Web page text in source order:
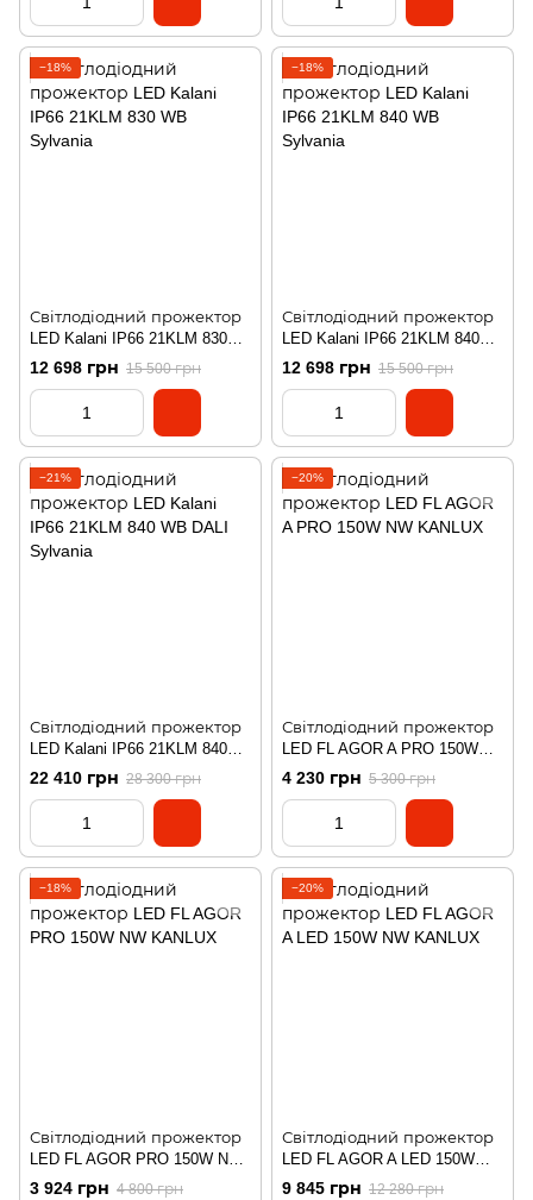
−18%
Світлодіодний прожектор
LED Kalani IP66 21KLM 830
WB Sylvania
12 698 грн 15 500 грн
−18%
Світлодіодний прожектор
LED Kalani IP66 21KLM 840
WB Sylvania
12 698 грн 15 500 грн
−21%
Світлодіодний прожектор
LED Kalani IP66 21KLM 840
WB DALI Sylvania
22 410 грн 28 300 грн
−20%
Світлодіодний прожектор
LED FL AGOR A PRO 150W
NW KANLUX
4 230 грн 5 300 грн
−18%
Світлодіодний прожектор
LED FL AGOR PRO 150W NW
KANLUX
3 924 грн 4 800 грн
−20%
Світлодіодний прожектор
LED FL AGOR A LED 150W
NW KANLUX
9 845 грн 12 280 грн